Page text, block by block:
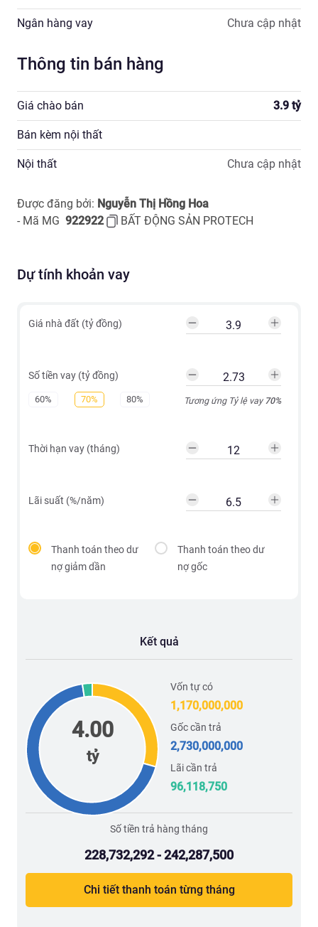
Ngân hàng vay Chưa cập nhật
Thông tin bán hàng
Giá chào bán 3.9 tỷ
Bán kèm nội thất
Nội thất Chưa cập nhật
Được đăng bởi: Nguyễn Thị Hồng Hoa
- Mã MG 922922 - BẤT ĐỘNG SẢN PROTECH
Dự tính khoản vay
Giá nhà đất (tỷ đồng)
Số tiền vay (tỷ đồng)
60% 70% 80% Tương ứng Tỷ lệ vay70%
Thời hạn vay (tháng)
Lãi suất (%/năm)
Thanh toán theo dư
nợ giảm dần
Thanh toán theo dư
nợ gốc
Kết quả
4.00
tỷ
Vốn tự có
1,170,000,000
Gốc cần trả
2,730,000,000
Lãi cần trả
96,118,750
Số tiền trả hàng tháng
228,732,292 - 242,287,500
Chi tiết thanh toán từng tháng